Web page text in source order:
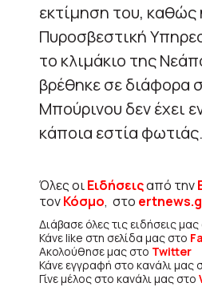
εκτίμηση του, καθώς
Πυροσβεστική
το κλιμάκιο της
βρέθηκε σε διάφορα
Μπούρινου δεν έχει
κάποια εστία φωτιάς.
Όλες οιΕιδήσειςαπό την
τονΚόσμο, στο
Διάβασε όλες τις ειδήσεις
Κάνε like στη σελίδα μας στο
Ακολούθησε μας στο Twitter
Κάνε εγγραφή στο κανάλι μας
Γίνε μέλος στο κανάλι μας στο